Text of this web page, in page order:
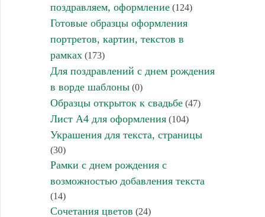
поздравляем, оформление(124)
Готовые образцы оформления
портретов, картин, текстов в
рамках(173)
Для поздравлений с днем рождения
в ворде шаблоны(0)
Образцы открыток к свадьбе(47)
Лист А4 для оформления(104)
Украшения для текста, страницы
(30)
Рамки с днем рождения с
возможностью добавления текста
(14)
Сочетания цветов (24)